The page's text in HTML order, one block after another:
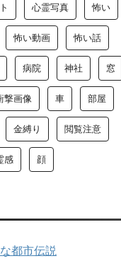
心霊写真 怖い
怖い動画 怖い話
病院 神社 窓
撃画像 車 部屋
金縛り 閲覧注意
感 顔
都市伝説